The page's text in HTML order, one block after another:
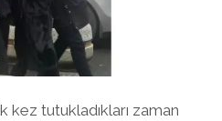
kez tutukladıkları zaman